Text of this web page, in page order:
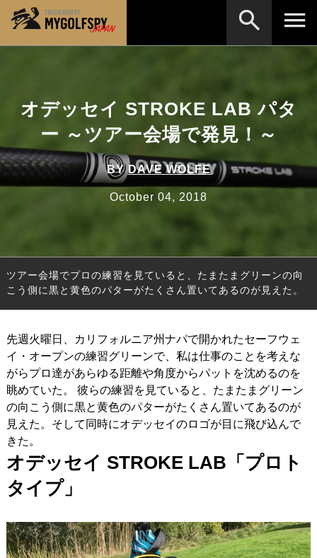
オデッセイ STROKE LAB パタ
ー ～ツアー会場で発見！～
BYDAVE WOLFE
October 04, 2018
ツアー会場でプロの練習を見ていると、たまたまグリーンの向
こう側に黒と黄色のパターがたくさん置いてあるのが見えた。
先週火曜日、カリフォルニア州ナパで開かれたセーフウェ
イ・オープンの練習グリーンで、私は仕事のことを考えな
がらプロ達があらゆる距離や角度からパットを沈めるのを
眺めていた。 彼らの練習を見ていると、たまたまグリーン
の向こう側に黒と黄色のパターがたくさん置いてあるのが
見えた。そして同時にオデッセイのロゴが目に飛び込んで
きた。
オデッセイ STROKE LAB 「プロト
タイプ」
NEW RELEASES 新製品情報
HOW TO ゴルフ上達・実践テクニック
LAB テスト・データ検証
ゴルフニュース
FAIRWAY WOODS フェアウェイウッド
HYBRIDS ハイブリッド
IRONS アイアン
WEDGES ウェッジ
PUTTERS パター
OTHER その他
Editor’s Picks 編集部のおすすめ
Our Team
Our Mission 私たちの使命
ABOUT US MyGolfSpyJapanとは？
※メーカー名やクラブ名など、検索したい事柄を入
力してください。
検索